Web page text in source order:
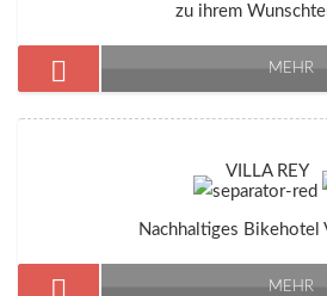
zu ihrem
MEHR
VILLA REY
Nachhaltiges Bikehotel
MEHR